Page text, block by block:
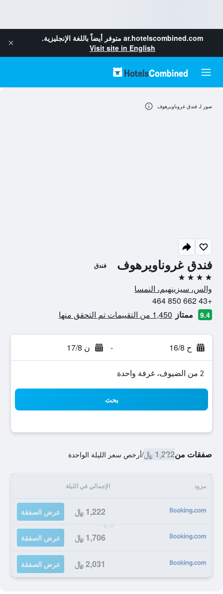
ar.hotelscombined.com متوفر أيضاً باللغة الإنجليزية.
Visit site in English
فندق غروناويرهوف فندق
4 نجوم
والس، سيزينهيم، النمسا
+43 662 850 464
9.4 ممتاز 1,450 من التقييمات تم التحقق منها
ح 16/8 - ن 17/8
2 من الضيوف، غرفة واحدة
بحث
صفقات من1,222 ﷼ /أرخص سعر الليلة الواحدة
مزود الإجمالي في الليلة
1,222 ﷼ عرض الصفقة
1,706 ﷼ عرض الصفقة
2,031 ﷼ عرض الصفقة
صور لـ فندق غروناويرهوف